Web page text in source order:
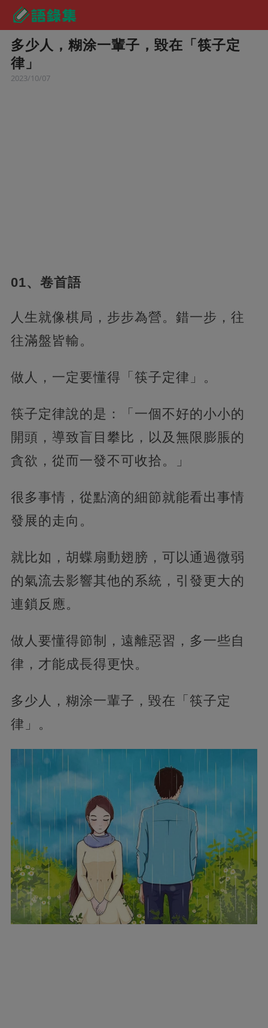
多少人，糊涂一輩子，毀在「筷子定
律」
2023/10/07
01、卷首語
人生就像棋局，步步為營。錯一步，往
往滿盤皆輸。
做人，一定要懂得「筷子定律」。
筷子定律說的是：「一個不好的小小的
開頭，導致盲目攀比， 以及無限膨脹的
貪欲，從而一發不可收拾。」
很多事情，從點滴的細節就能看出事情
發展的走向。
就比如，胡蝶扇動翅膀，可以通過微弱
的氣流去影響其他的系統，引發更大的
連鎖反應。
做人要懂得節制，遠離惡習，多一些自
律，才能成長得更快。
多少人，糊涂一輩子，毀在「筷子定
律」。